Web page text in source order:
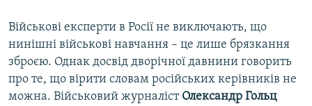
Військові експерти в Росії не виключають, що
нинішні військові навчання – це лише брязкання
зброєю. Однак досвід дворічної давнини говорить
про те, що вірити словам російських керівників не
можна. Військовий журналіст Олександр Гольц